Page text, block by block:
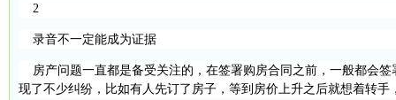
2
录音不一定能成为证据
房产问题一直都是备受关注的，在签署购房合同之前，一般都会
现了不少纠纷，比如有人先订了房子，等到房价上升之后就想着转手